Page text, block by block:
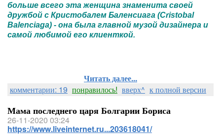
больше всего эта женщина знаменита своей
дружбой с Кристобалем Баленсиага (Cristobal
Balenciaga) - она была главной музой дизайнера и
самой любимой его клиенткой.
Читать далее...
комментарии: 19 понравилось! вверх^ к полной версии
Мама последнего царя Болгарии Бориса
26-11-2020 03:24
https://www.liveinternet.ru...203618041/